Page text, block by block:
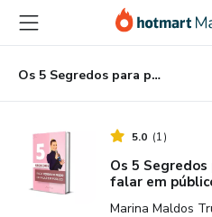
para
conteúdo
principal
para
pagamento
para
rodapé
Os 5 Segredos para perder o medo de falar em público
5.0 (1)
Os 5
falar em
Marina Maldos